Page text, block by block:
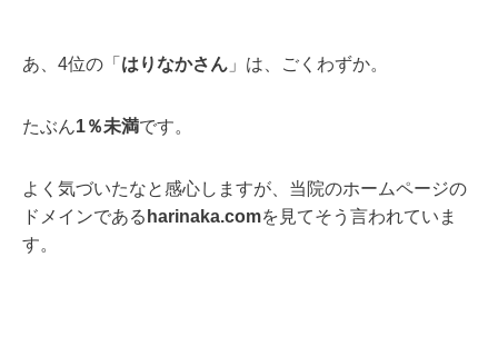
あ、4位の「 はりなかさん 」は、ごくわずか。
たぶん1％未満です。
よく気づいたなと感心しますが、当院のホームページの
ドメインである harinaka.comを見てそう言われていま
す。